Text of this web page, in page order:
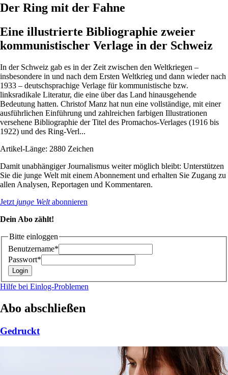
Der Ring mit der Fahne
Eine illustrierte Bibliographie zweier
kommunistischer Verlage in der Schweiz
In der Schweiz gab es in der Zeit zwischen den Weltkriegen –
insbesondere in und nach dem Ersten Weltkrieg und dann wieder nach
1933 – deutschsprachige Verlage für kommunistische bzw.
linksradikale Literatur, die eine über das Land hinausgehende
Bedeutung hatten. Christof Manz hat nun eine vollständige, mit einer
ausführlichen Einführung und zahlreichen farbigen Illustrationen
versehene Bibliographie der Titel des Promachos-Verlages (1916 bis
1922) und des Ring-Verl...
Artikel-Länge: 2880 Zeichen
Damit unabhängiger Journalismus weiter möglich bleibt: Unterstützen
Sie die junge Welt mit einem Abonnement und erhalten Sie Zugang zu
allen Analysen, Reportagen und Kommentaren.
Jetzt junge Weltabonnieren
Dein Abo zählt!
Bitte einloggen
Benutzername*
Passwort*
Hilfe bei Einlog-Problemen
Abo abschließen
Gedruckt